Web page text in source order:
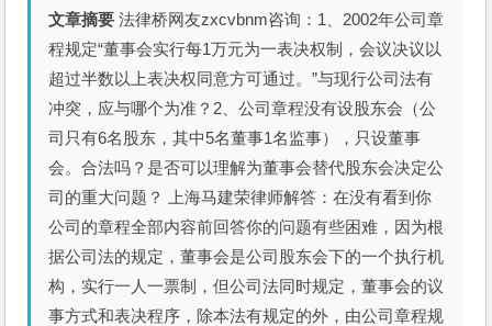
文章摘要 法律桥网友zxcvbnm咨询：1、2002年公司章
程规定“董事会实行每1万元为一表决权制，会议决议以
超过半数以上表决权同意方可通过。”与现行公司法有
冲突，应与哪个为准？2、公司章程没有设股东会（公
司只有6名股东，其中5名董事1名监事），只设董事
会。合法吗？是否可以理解为董事会替代股东会决定公
司的重大问题？ 上海马建荣律师解答：在没有看到你
公司的章程全部内容前回答你的问题有些困难，因为根
据公司法的规定，董事会是公司股东会下的一个执行机
构，实行一人一票制，但公司法同时规定，董事会的议
事方式和表决程序，除本法有规定的外，由公司章程规